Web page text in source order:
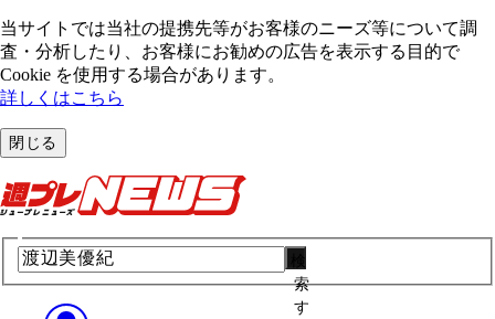
当サイトでは当社の提携先等がお客様のニーズ等について調
査・分析したり、お客様にお勧めの広告を表⽰する⽬的で
Cookie を使⽤する場合があります。
詳しくはこちら
閉じる
索
す